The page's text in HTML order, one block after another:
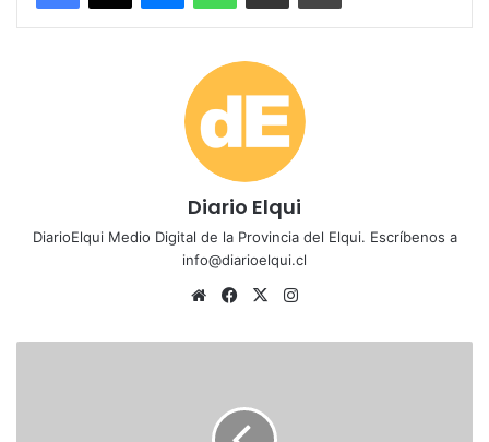
Diario Elqui
DiarioElqui Medio Digital de la Provincia del Elqui. Escríbenos a
info@diarioelqui.cl
Siti
we
Fa
bo
X
ra